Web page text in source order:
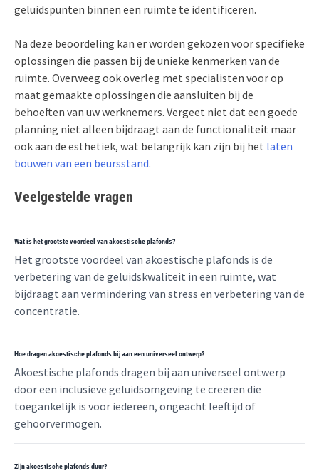
geluidspunten binnen een ruimte te identificeren.
Na deze beoordeling kan er worden gekozen voor specifieke
oplossingen die passen bij de unieke kenmerken van de
ruimte. Overweeg ook overleg met specialisten voor op
maat gemaakte oplossingen die aansluiten bij de
behoeften van uw werknemers. Vergeet niet dat een goede
planning niet alleen bijdraagt aan de functionaliteit maar
ook aan de esthetiek, wat belangrijk kan zijn bij het laten
bouwen van een beursstand.
Veelgestelde vragen
Wat is het grootste voordeel van akoestische plafonds?
Het grootste voordeel van akoestische plafonds is de
verbetering van de geluidskwaliteit in een ruimte, wat
bijdraagt aan vermindering van stress en verbetering van de
concentratie.
Hoe dragen akoestische plafonds bij aan een universeel ontwerp?
Akoestische plafonds dragen bij aan universeel ontwerp
door een inclusieve geluidsomgeving te creëren die
toegankelijk is voor iedereen, ongeacht leeftijd of
gehoorvermogen.
Zijn akoestische plafonds duur?